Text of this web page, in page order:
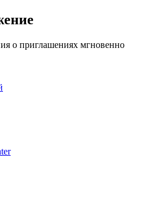
о приглашениях мгновенно